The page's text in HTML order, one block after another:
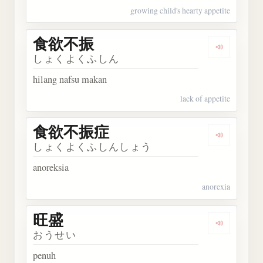
growing child's hearty appetite
食欲不振
しょくよくふしん
hilang nafsu makan
lack of appetite
食欲不振症
しょくよくふしんしょう
anoreksia
anorexia
Dengarkan
旺盛
おうせい
penuh